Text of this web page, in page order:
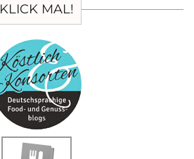
KLICK MAL!